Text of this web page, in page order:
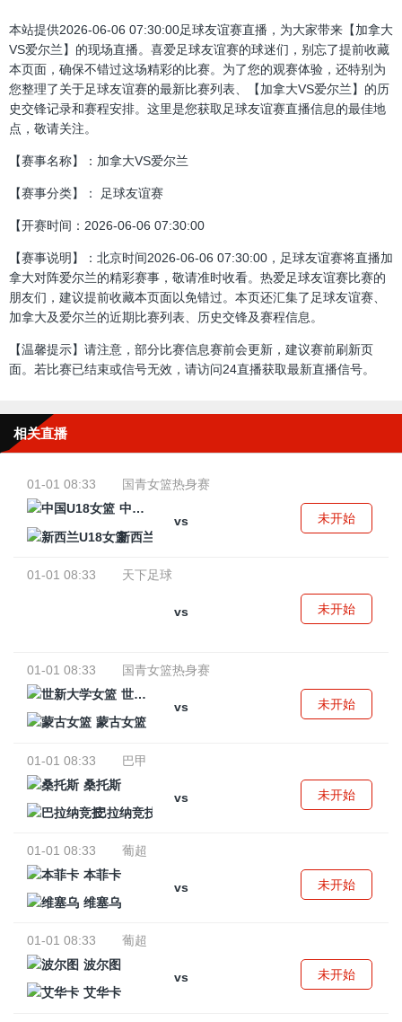
本站提供2026-06-06 07:30:00足球友谊赛直播，为大家带来【加拿大
VS爱尔兰】的现场直播。喜爱足球友谊赛的球迷们，别忘了提前收藏
本页面，确保不错过这场精彩的比赛。为了您的观赛体验，还特别为
您整理了关于足球友谊赛的最新比赛列表、【加拿大VS爱尔兰】的历
史交锋记录和赛程安排。这里是您获取足球友谊赛直播信息的最佳地
点，敬请关注。
【赛事名称】：加拿大VS爱尔兰
【赛事分类】： 足球友谊赛
【开赛时间：2026-06-06 07:30:00
【赛事说明】：北京时间2026-06-06 07:30:00，足球友谊赛将直播加
拿大对阵爱尔兰的精彩赛事，敬请准时收看。热爱足球友谊赛比赛的
朋友们，建议提前收藏本页面以免错过。本页还汇集了足球友谊赛、
加拿大及爱尔兰的近期比赛列表、历史交锋及赛程信息。
【温馨提示】请注意，部分比赛信息赛前会更新，建议赛前刷新页
面。若比赛已结束或信号无效，请访问24直播获取最新直播信号。
相关直播
01-01 08:33
国青女篮热身赛
中国U18女篮
vs
新西兰U18女篮
未开始
01-01 08:33 天下足球
vs 未开始
01-01 08:33
国青女篮热身赛
世新大学女篮
vs
蒙古女篮
未开始
01-01 08:33
巴甲
桑托斯
vs
巴拉纳竞技
未开始
01-01 08:33
葡超
本菲卡
vs
维塞乌
未开始
01-01 08:33
葡超
波尔图
vs
艾华卡
未开始